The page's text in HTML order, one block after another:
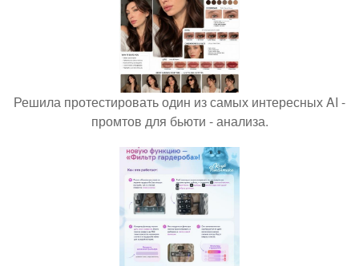
Решила протестировать один из самых интересных AI -
промтов для бьюти - анализа.